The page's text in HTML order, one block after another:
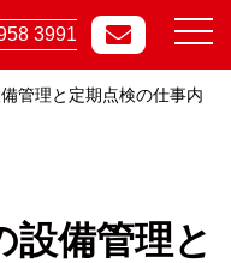
3991
管理と定期点検の仕事内
設備管理と